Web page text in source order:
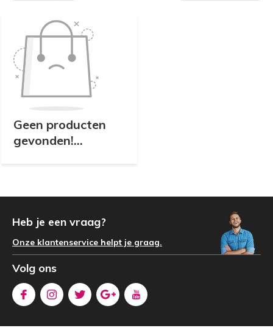
Geen producten
gevonden!...
Heb je een vraag?
Onze klantenservice helpt je graag.
Volg ons